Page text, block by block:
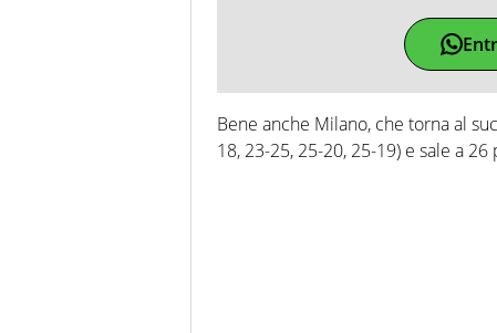
Bene anche Milano, che torna al
18, 23-25, 25-20, 25-19) e sale a